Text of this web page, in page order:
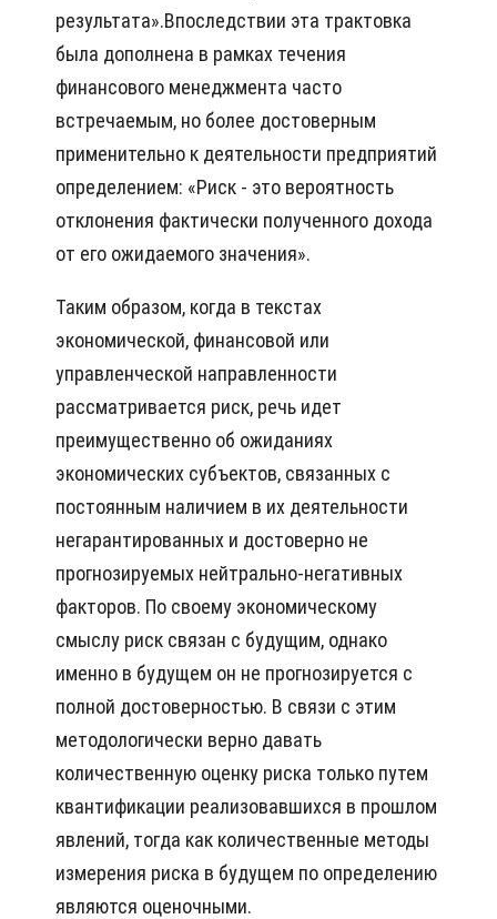
результата».Впоследствии эта трактовка
была дополнена в рамках течения
финансового менеджмента часто
встречаемым, но более достоверным
применительно к деятельности предприятий
определением: «Риск - это вероятность
отклонения фактически полученного дохода
от его ожидаемого значения».
Таким образом, когда в текстах
экономической, финансовой или
управленческой направленности
рассматривается риск, речь идет
преимущественно об ожиданиях
экономических субъектов, связанных с
постоянным наличием в их деятельности
негарантированных и достоверно не
прогнозируемых нейтрально-негативных
факторов. По своему экономическому
смыслу риск связан с будущим, однако
именно в будущем он не прогнозируется с
полной достоверностью. В связи с этим
методологически верно давать
количественную оценку риска только путем
квантификации реализовавшихся в прошлом
явлений, тогда как количественные методы
измерения риска в будущем по определению
являются оценочными.